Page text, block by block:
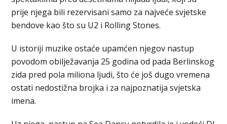
prije njega bili rezervisani samo za najveće svjetske
bendove kao što su U2 i Rolling Stones.
U istoriji muzike ostaće upamćen njegov nastup
povodom obilježavanja 25 godina od pada Berlinskog
zida pred pola miliona ljudi, što će još dugo vremena
ostati nedostižna brojka i za najpoznatija svjetska
imena.